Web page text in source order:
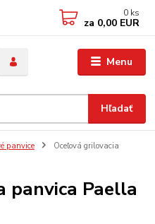
Menu
Hľadať
0 ks
za 0,00 EUR
panvice
Oceľová grilovacia
panvica Paella